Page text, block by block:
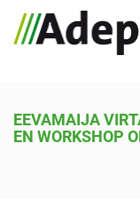
EEVAMAIJA
EN WORKSHOP